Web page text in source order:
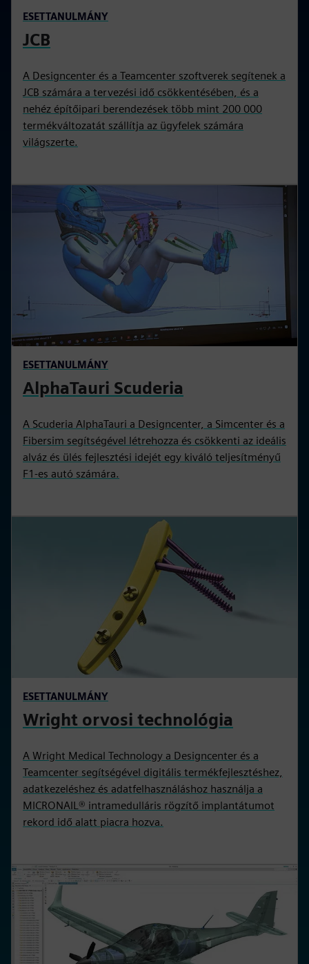
ESETTANULMÁNY
JCB
A Designcenter és a Teamcenter szoftverek segítenek a
JCB számára a tervezési idő csökkentésében, és a
nehéz építőipari berendezések több mint 200 000
termékváltozatát szállítja az ügyfelek számára
világszerte.
ESETTANULMÁNY
AlphaTauri Scuderia
A Scuderia AlphaTauri a Designcenter, a Simcenter és a
Fibersim segítségével létrehozza és csökkenti az ideális
alváz és ülés fejlesztési idejét egy kiváló teljesítményű
F1-es autó számára.
ESETTANULMÁNY
Wright orvosi technológia
A Wright Medical Technology a Designcenter és a
Teamcenter segítségével digitális termékfejlesztéshez,
adatkezeléshez és adatfelhasználáshoz használja a
MICRONAIL® intramedulláris rögzítő implantátumot
rekord idő alatt piacra hozva.